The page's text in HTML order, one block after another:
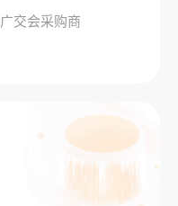
广交会采购商